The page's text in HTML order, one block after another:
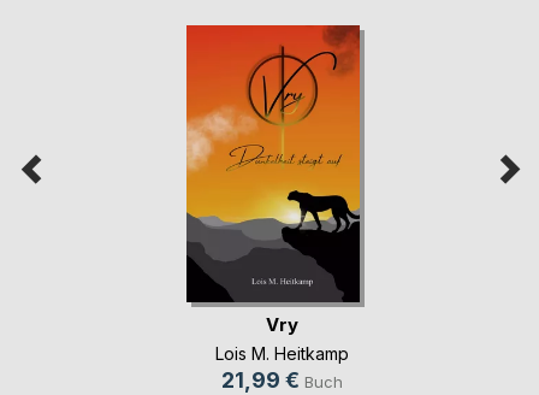
Vry
Lois M. Heitkamp
21,99 € Buch